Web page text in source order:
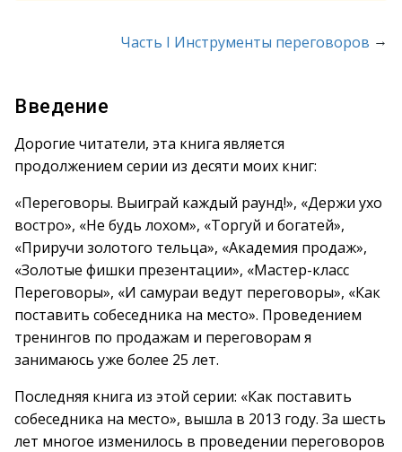
Часть I Инструменты переговоров →
Введение
Дорогие читатели, эта книга является
продолжением серии из десяти моих книг:
«Переговоры. Выиграй каждый раунд!», «Держи ухо
востро», «Не будь лохом», «Торгуй и богатей»,
«Приручи золотого тельца», «Академия продаж»,
«Золотые фишки презентации», «Мастер-класс
Переговоры», «И самураи ведут переговоры», «Как
поставить собеседника на место». Проведением
тренингов по продажам и переговорам я
занимаюсь уже более 25 лет.
Последняя книга из этой серии: «Как поставить
собеседника на место», вышла в 2013 году. За шесть
лет многое изменилось в проведении переговоров